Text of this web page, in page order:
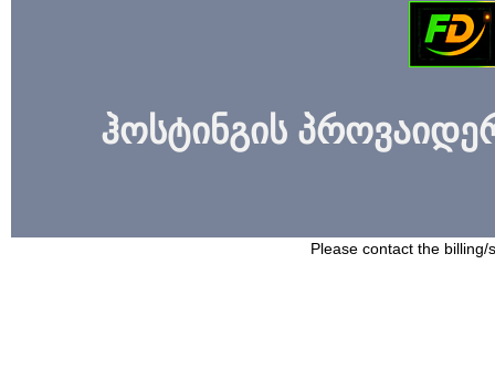
ჰოსტინგის
Please contact the